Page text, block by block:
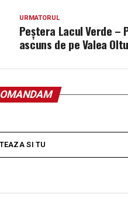
URMATORUL
Peștera Lacul Verde –
ascuns de pe Valea
SI TU